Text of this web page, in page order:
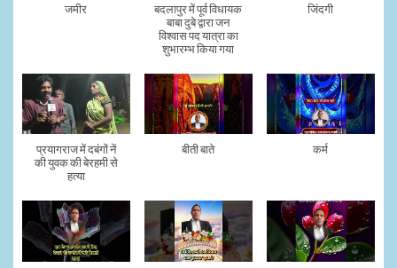
जमीर
बदलापुर में पूर्व विधायक
बाबा दुबे द्वारा जन
विश्वास पद यात्रा का
शुभारम्भ किया गया
जिंदगी
प्रयागराज में दबंगों नें
की युवक की बेरहमी से
हत्या
बीती बाते कर्म